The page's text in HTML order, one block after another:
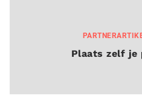
Plaats zelf je